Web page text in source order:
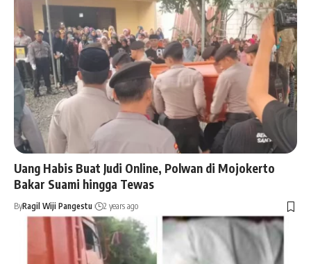
Uang Habis Buat Judi Online, Polwan di Mojokerto
Bakar Suami hingga Tewas
ByRagil Wiji Pangestu 2 years ago